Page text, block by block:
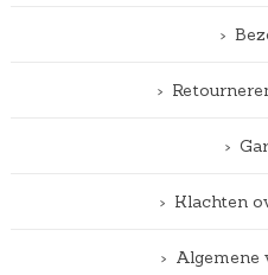
Klachten
Algemene